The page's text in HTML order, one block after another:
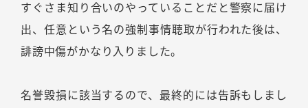
すぐさま知り合いのやっていることだと警察に届け
出、任意という名の強制事情聴取が行われた後は、
誹謗中傷がかなり入りました。
名誉毀損に該当するので、最終的には告訴もしまし